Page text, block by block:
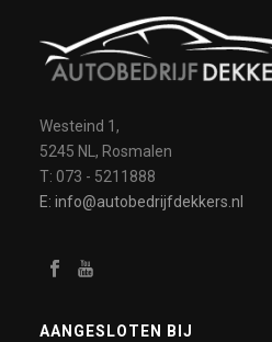
Westeind 1,
5245 NL, Rosmalen
T: 073 - 5211888
E: info@autobedrijfdekkers.nl
AANGESLOTEN BIJ